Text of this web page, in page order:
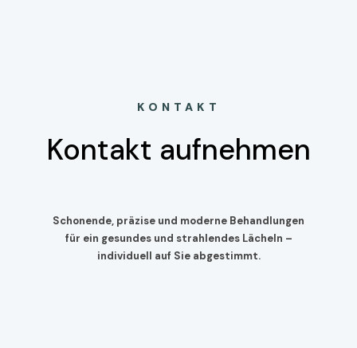
KONTAKT
Kontakt aufnehmen
Schonende, präzise und moderne Behandlungen
für ein gesundes und strahlendes Lächeln –
individuell auf Sie abgestimmt.